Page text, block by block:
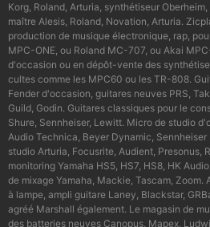
Korg, Roland, Arturia, synthétiseur
maître Alesis, Roland, Novation, Arturia.
production de musique électronique, rap,
MPC-ONE, ou Roland MC-707, ou Akai
d'occasion ou en dépôt-vente des
cultes comme les MPC60 ou les TR-808.
Fender d'occasion, guitares neuves PRS,
Guild, Godin. Guitares classiques pour le
Shure, Sennheiser, Lewitt. Micro de studio
Audio Technica, Beyer Dynamic,
studio Arturia, Focusrite, Audient, Presonus,
monitoring Yamaha HS5, HS7, HS8, HK
de mixage Yamaha, Mackie, Tascam,
à lampe, ampli guitare Laney, Blackstar,
agréé Marshall également. Le magasin de
des batteries neuves Canopus, Mapex,